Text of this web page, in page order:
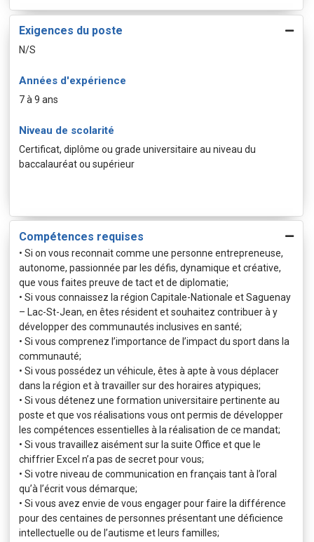
Exigences du poste
N/S
Années d'expérience
7 à 9 ans
Niveau de scolarité
Certificat, diplôme ou grade universitaire au niveau du
baccalauréat ou supérieur
Compétences requises
• Si on vous reconnait comme une personne entrepreneuse,
autonome, passionnée par les défis, dynamique et créative,
que vous faites preuve de tact et de diplomatie;
• Si vous connaissez la région Capitale-Nationale et Saguenay
– Lac-St-Jean, en êtes résident et souhaitez contribuer à y
développer des communautés inclusives en santé;
• Si vous comprenez l’importance de l’impact du sport dans la
communauté;
• Si vous possédez un véhicule, êtes à apte à vous déplacer
dans la région et à travailler sur des horaires atypiques;
• Si vous détenez une formation universitaire pertinente au
poste et que vos réalisations vous ont permis de développer
les compétences essentielles à la réalisation de ce mandat;
• Si vous travaillez aisément sur la suite Office et que le
chiffrier Excel n’a pas de secret pour vous;
• Si votre niveau de communication en français tant à l’oral
qu’à l’écrit vous démarque;
• Si vous avez envie de vous engager pour faire la différence
pour des centaines de personnes présentant une déficience
intellectuelle ou de l’autisme et leurs familles;